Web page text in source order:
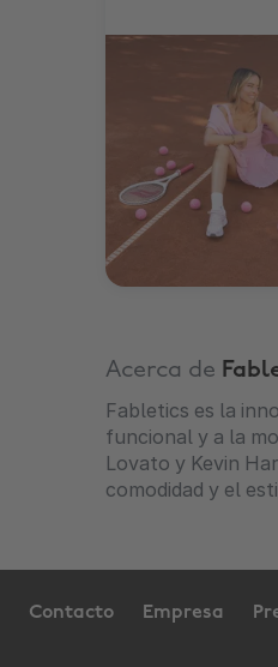
Acerca de
Fabletics es la
funcional y a la
Lovato y Kevin
comodidad y el
Contacto Empresa